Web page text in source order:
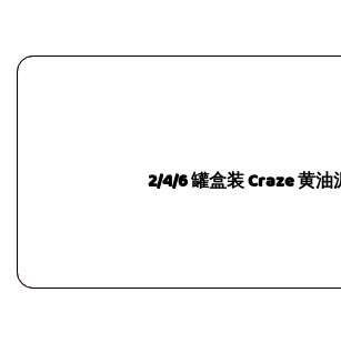
2/4/6 罐盒装 Craze 黄油